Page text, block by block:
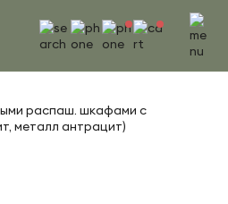
распаш. шкафами с
металл антрацит)